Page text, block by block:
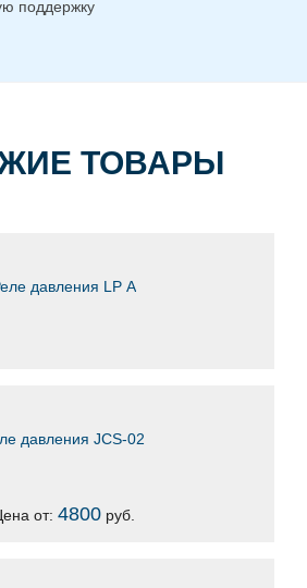
поддержку
ТОВАРЫ
давления LP А
давления JCS-02
от: 4800руб.